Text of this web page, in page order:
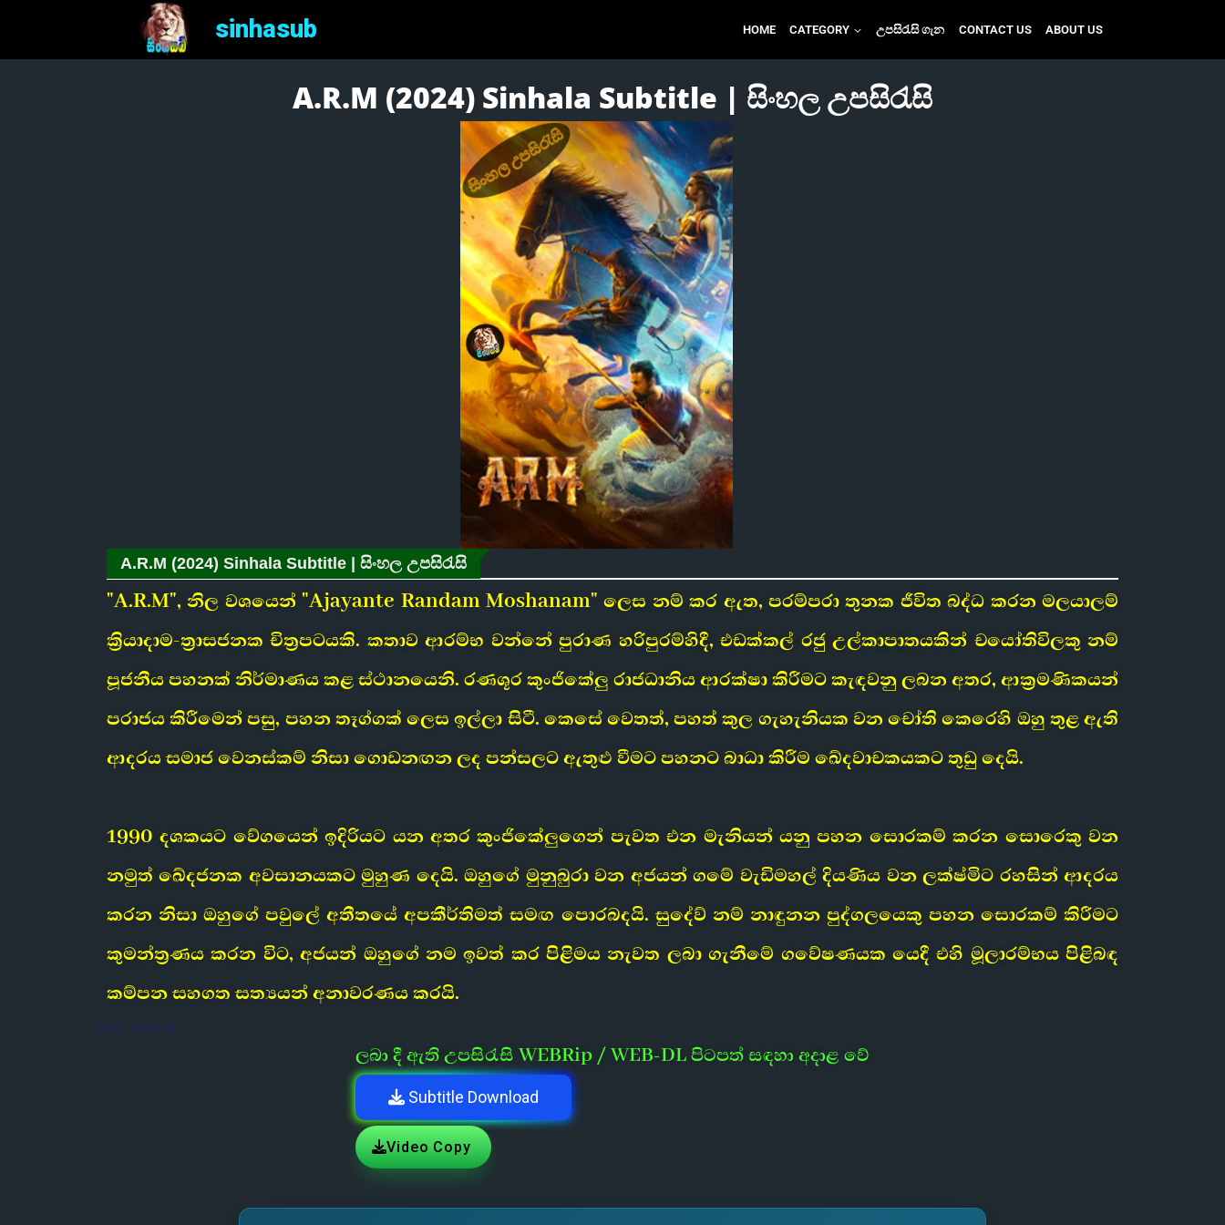
sinhasub HOME CATEGORY උපසිරැසි ගැන CONTACT US ABOUT US
A.R.M (2024) Sinhala Subtitle | සිංහල උපසිරැසි
A.R.M (2024) Sinhala Subtitle | සිංහල උපසිරැසි
"A.R.M", නිල වශයෙන් "Ajayante Randam Moshanam" ලෙස නම් කර ඇත, පරම්පරා තුනක ජීවිත බද්ධ කරන මලයාලම්
ක්‍රියාදාම-ත්‍රාසජනක චිත්‍රපටයකි. කතාව ආරම්භ වන්නේ පුරාණ හරිපුරම්හිදී, එඩක්කල් රජු උල්කාපාතයකින් චයෝතිවිලකු නම්
පූජනීය පහනක් නිර්මාණය කළ ස්ථානයෙනි. රණශූර කුංජිකේලු රාජධානිය ආරක්ෂා කිරීමට කැඳවනු ලබන අතර, ආක්‍රමණිකයන්
පරාජය කිරීමෙන් පසු, පහන තෑග්ගක් ලෙස ඉල්ලා සිටී. කෙසේ වෙතත්, පහත් කුල ගැහැනියක වන චෝති කෙරෙහි ඔහු තුළ ඇති
ආදරය සමාජ වෙනස්කම් නිසා ගොඩනඟන ලද පන්සලට ඇතුළු වීමට පහනට බාධා කිරීම ඛේදවාචකයකට තුඩු දෙයි.
1990 දශකයට වේගයෙන් ඉදිරියට යන අතර කුංජිකේලුගෙන් පැවත එන මැනියන් යනු පහන සොරකම් කරන සොරෙකු වන
නමුත් ඛේදජනක අවසානයකට මුහුණ දෙයි. ඔහුගේ මුනුබුරා වන අජයන් ගමේ වැඩිමහල් දියණිය වන ලක්ෂ්මිට රහසින් ආදරය
කරන නිසා ඔහුගේ පවුලේ අතීතයේ අපකීර්තිමත් සමඟ පොරබදයි. සුදේව් නම් නාඳුනන පුද්ගලයෙකු පහන සොරකම් කිරීමට
කුමන්ත්‍රණය කරන විට, අජයන් ඔහුගේ නම ඉවත් කර පිළිමය නැවත ලබා ගැනීමේ ගවේෂණයක යෙදී එහි මූලාරම්භය පිළිබඳ
කම්පන සහගත සත්‍යයන් අනාවරණය කරයි.
[post-views]
ලබා දී ඇති උපසිරැසි WEBRip / WEB-DL පිටපත් සඳහා අදාළ වේ
Subtitle Download
Video Copy